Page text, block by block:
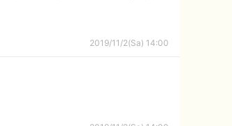
2019/11/2(Sa) 14:00